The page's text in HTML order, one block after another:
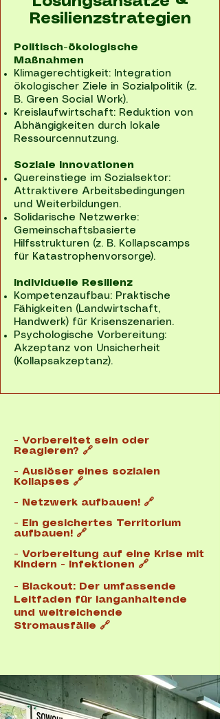
Resilienzstrategien
Politisch-ökologische
Maßnahmen
Klimagerechtigkeit: Integration
ökologischer Ziele in Sozialpolitik (z.
B. Green Social Work).
Kreislaufwirtschaft: Reduktion von
Abhängigkeiten durch lokale
Ressourcennutzung.
Soziale Innovationen
Quereinstiege im Sozialsektor:
Attraktivere Arbeitsbedingungen
und Weiterbildungen.
Solidarische Netzwerke:
Gemeinschaftsbasierte
Hilfsstrukturen (z. B. Kollapscamps
für Katastrophenvorsorge).
Individuelle Resilienz
Kompetenzaufbau: Praktische
Fähigkeiten (Landwirtschaft,
Handwerk) für Krisenszenarien.
Psychologische Vorbereitung:
Akzeptanz von Unsicherheit
(Kollapsakzeptanz).
- Vorbereitet sein oder
Reagieren? 🔗
- Auslöser eines sozialen
Kollapses 🔗
- Netzwerk aufbauen! 🔗
-
Ein gesichertes Territorium
aufbauen! 🔗
- Vorbereitung auf eine Krise mit
Kindern - Infektionen 🔗
-
Blackout: Der umfassende
Leitfaden für langanhaltende
und weitreichende
Stromausfälle 🔗